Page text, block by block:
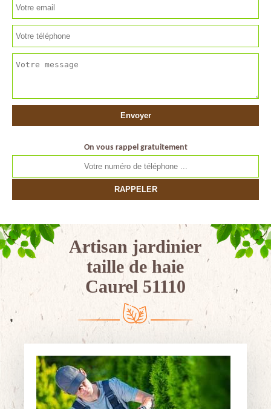
On vous rappel gratuitement
Artisan jardinier
taille de haie
Caurel 51110